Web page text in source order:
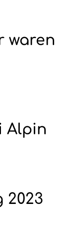
waren
Alpin
2023